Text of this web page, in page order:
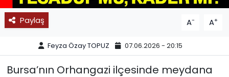
Paylaş A- A+
Feyza Özay TOPUZ 07.06.2026 - 20:15
Bursa’nın Orhangazi ilçesinde meydana